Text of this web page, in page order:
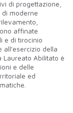
di progettazione,
di moderne
affinate
e di tirocinio
all'esercizio della
Laureato Abilitato è
e delle
ed